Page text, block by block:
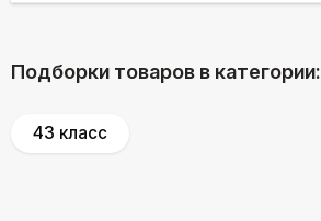
Подборки товаров в категории:
43 класс